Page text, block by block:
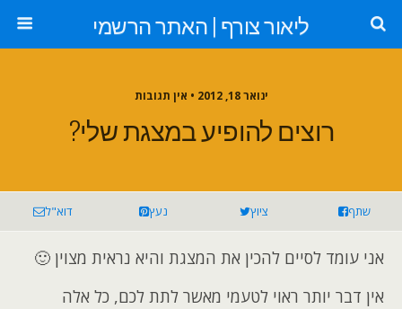
ליאור צורף | האתר הרשמי
ינואר 18, 2012 • אין תגובות
רוצים להופיע במצגת שלי?
שתף ציוץ נעץ דוא"ל
אני עומד לסיים להכין את המצגת והיא נראית מצוין 🙂
אין דבר יותר ראוי לטעמי מאשר לתת לכם, כל אלה